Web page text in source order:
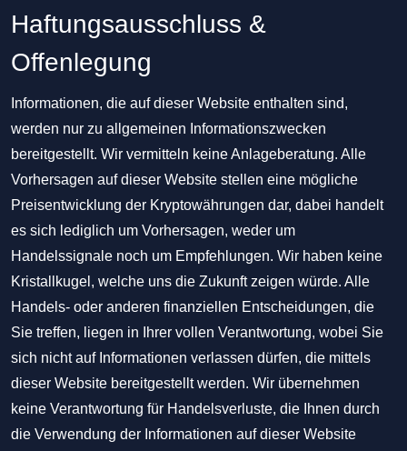
Haftungsausschluss &
Offenlegung
Informationen, die auf dieser Website enthalten sind,
werden nur zu allgemeinen Informationszwecken
bereitgestellt. Wir vermitteln keine Anlageberatung. Alle
Vorhersagen auf dieser Website stellen eine mögliche
Preisentwicklung der Kryptowährungen dar, dabei handelt
es sich lediglich um Vorhersagen, weder um
Handelssignale noch um Empfehlungen. Wir haben keine
Kristallkugel, welche uns die Zukunft zeigen würde. Alle
Handels- oder anderen finanziellen Entscheidungen, die
Sie treffen, liegen in Ihrer vollen Verantwortung, wobei Sie
sich nicht auf Informationen verlassen dürfen, die mittels
dieser Website bereitgestellt werden. Wir übernehmen
keine Verantwortung für Handelsverluste, die Ihnen durch
die Verwendung der Informationen auf dieser Website